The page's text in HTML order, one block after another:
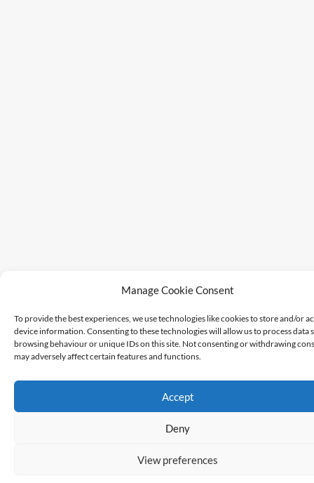
Manage Cookie Consent
To provide the best experiences, we use technologies like cookies to store and/or
device information. Consenting to these technologies will allow us to process data
browsing behaviour or unique IDs on this site. Not consenting or withdrawing
may adversely affect certain features and functions.
Accept
Deny
View preferences